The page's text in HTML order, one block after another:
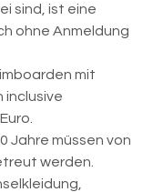
sind, ist eine
ohne Anmeldung
mit
inclusive
Jahre müssen von
werden.